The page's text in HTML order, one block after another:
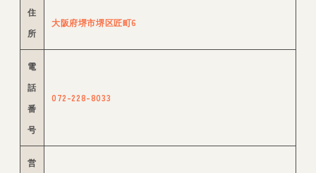
住
所
大阪府堺市堺区匠町6
電
話
番
号
072-228-8033
営